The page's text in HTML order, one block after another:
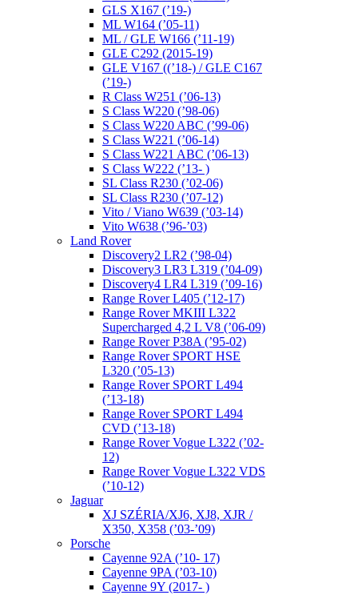
GLS X167 (’19-)
ML W164 (’05-11)
ML / GLE W166 (’11-19)
GLE C292 (2015-19)
GLE V167 ((’18-) / GLE C167
(’19-)
R Class W251 (’06-13)
S Class W220 (’98-06)
S Class W220 ABC (’99-06)
S Class W221 (’06-14)
S Class W221 ABC (’06-13)
S Class W222 (’13- )
SL Class R230 (’02-06)
SL Class R230 (’07-12)
Vito / Viano W639 (’03-14)
Vito W638 (’96-’03)
Land Rover
Discovery2 LR2 (’98-04)
Discovery3 LR3 L319 (’04-09)
Discovery4 LR4 L319 (’09-16)
Range Rover L405 (’12-17)
Range Rover MKIII L322
Supercharged 4,2 L V8 (’06-09)
Range Rover P38A (’95-02)
Range Rover SPORT HSE
L320 (’05-13)
Range Rover SPORT L494
(’13-18)
Range Rover SPORT L494
CVD (’13-18)
Range Rover Vogue L322 (’02-
12)
Range Rover Vogue L322 VDS
(’10-12)
Jaguar
XJ SZÉRIA/XJ6, XJ8, XJR /
X350, X358 (’03-’09)
Porsche
Cayenne 92A (’10- 17)
Cayenne 9PA (’03-10)
Cayenne 9Y (2017- )